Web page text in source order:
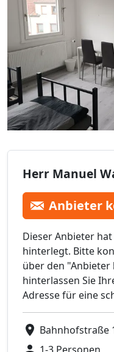
Herr Manuel
Anbieter
Dieser Anbieter
hinterlegt. Bitte
über den
hinterlassen Sie
Adresse für eine
Bahnhofstraße